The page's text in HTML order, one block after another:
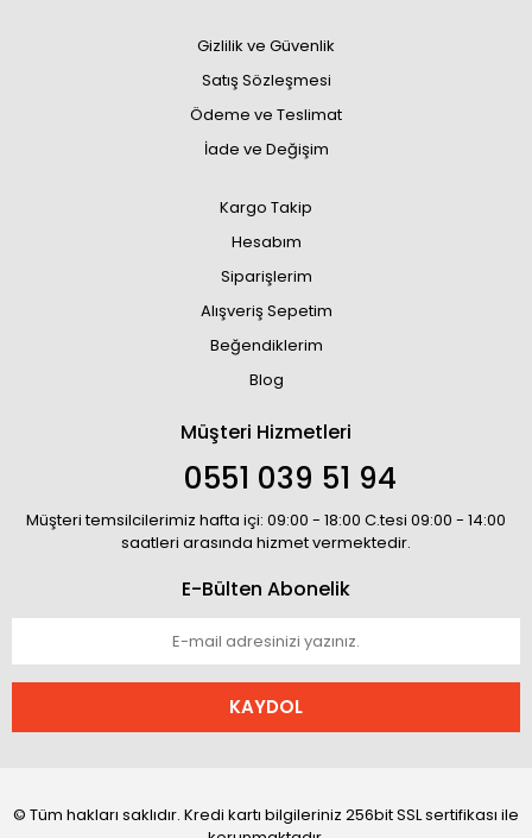
Gizlilik ve Güvenlik
Satış Sözleşmesi
Ödeme ve Teslimat
İade ve Değişim
Kargo Takip
Hesabım
Siparişlerim
Alışveriş Sepetim
Beğendiklerim
Blog
Müşteri Hizmetleri
0551 039 51 94
Müşteri temsilcilerimiz hafta içi: 09:00 - 18:00 C.tesi 09:00 - 14:00
saatleri arasında hizmet vermektedir.
E-Bülten Abonelik
KAYDOL
© Tüm hakları saklıdır. Kredi kartı bilgileriniz 256bit SSL sertifikası ile